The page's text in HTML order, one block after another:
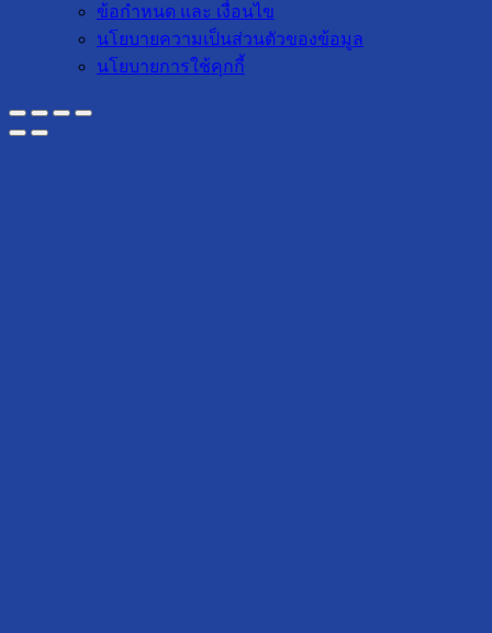
ข้อกำหนด และ เงื่อนไข
นโยบายความเป็นส่วนตัวของข้อมูล
นโยบายการใช้คุกกี้